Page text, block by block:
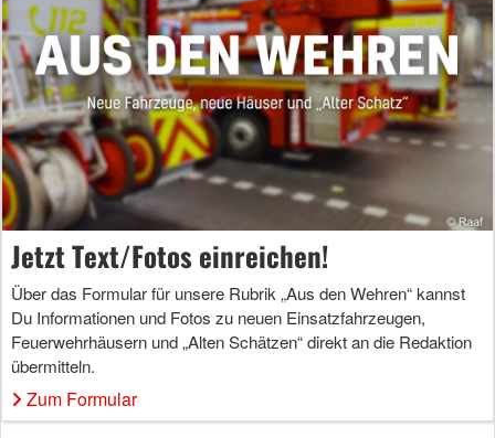
Jetzt Text/Fotos einreichen!
Über das Formular für unsere Rubrik „Aus den Wehren“ kannst
Du Informationen und Fotos zu neuen Einsatzfahrzeugen,
Feuerwehrhäusern und „Alten Schätzen“ direkt an die Redaktion
übermitteln.
Zum Formular